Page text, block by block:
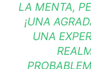
LA MENTA,
¡UNA
UNA